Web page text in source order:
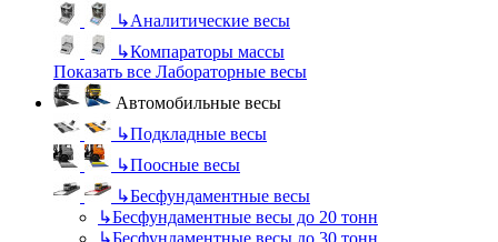
↳Аналитические весы
↳Компараторы массы
Показать все Лабораторные весы
Автомобильные весы
↳Подкладные весы
↳Поосные весы
↳Бесфундаментные весы
↳Бесфундаментные весы до 20 тонн
↳Бесфундаментные весы до 30 тонн